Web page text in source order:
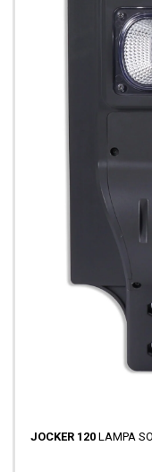
JOCKER 120 LAMPA